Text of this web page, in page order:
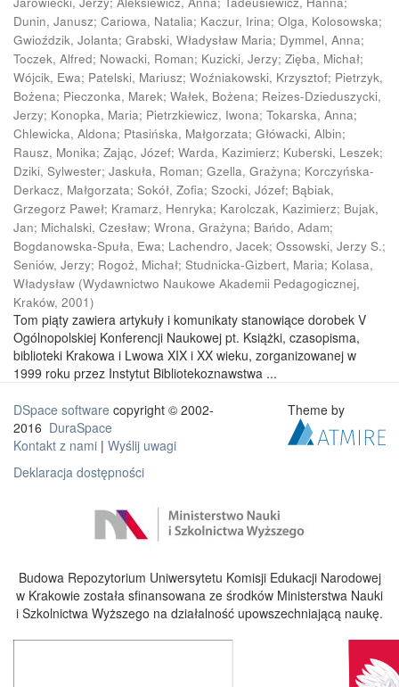
Dunin, Janusz; Cariowa, Natalia; Kaczur, Irina; Olga, Kolosowska;
Gwioździk, Jolanta; Grabski, Władysław Maria; Dymmel, Anna;
Toczek, Alfred; Nowacki, Roman; Kuzicki, Jerzy; Zięba, Michał;
Wójcik, Ewa; Patelski, Mariusz; Woźniakowski, Krzysztof; Pietrzyk,
Bożena; Pieczonka, Marek; Wałek, Bożena; Reizes-Dzieduszycki,
Jerzy; Konopka, Maria; Pietrzkiewicz, Iwona; Tokarska, Anna;
Chlewicka, Aldona; Ptasińska, Małgorzata; Główacki, Albin;
Rausz, Monika; Zając, Józef; Warda, Kazimierz; Kuberski, Leszek;
Dziki, Sylwester; Jaskuła, Roman; Gzella, Grażyna; Korczyńska-
Derkacz, Małgorzata; Sokół, Zofia; Szocki, Józef; Bąbiak,
Grzegorz Paweł; Kramarz, Henryka; Karolczak, Kazimierz; Bujak,
Jan; Michalski, Czesław; Wrona, Grażyna; Bańdo, Adam;
Bogdanowska-Spuła, Ewa; Lachendro, Jacek; Ossowski, Jerzy S.;
Seniów, Jerzy; Rogoż, Michał; Studnicka-Gizbert, Maria; Kolasa,
Władysław (Wydawnictwo Naukowe Akademii Pedagogicznej,
Kraków, 2001)
Tom piąty zawiera artykuły i komunikaty stanowiące dorobek V
Ogólnopolskiej Konferencji Naukowej pt. Książki, czasopisma,
biblioteki Krakowa i Lwowa XIX i XX wieku, zorganizowanej w
1999 roku przez Instytut Bibliotekoznawstwa ...
DSpace software copyright © 2002-
2016 DuraSpace
Kontakt z nami | Wyślij uwagi
Deklaracja dostępności
Theme by
Budowa Repozytorium Uniwersytetu Komisji Edukacji Narodowej
w Krakowie została sfinansowana ze środków Ministerstwa Nauki
i Szkolnictwa Wyższego na działalność upowszechniającą naukę.